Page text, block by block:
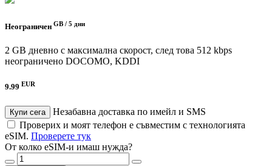
Неограничен GB / 5 дни
2 GB дневно с максимална скорост, след това 512 kbps
неограничено DOCOMO, KDDI
9.99 EUR
Купи сега
Незабавна доставка по имейл и SMS
Проверих и моят телефон е съвместим с технологията
eSIM. Проверете тук
От колко eSIM-и имаш нужда?